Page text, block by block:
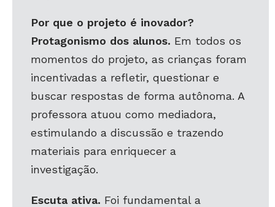
Por que o projeto é inovador?
Protagonismo dos alunos. Em todos os
momentos do projeto, as crianças foram
incentivadas a refletir, questionar e
buscar respostas de forma autônoma. A
professora atuou como mediadora,
estimulando a discussão e trazendo
materiais para enriquecer a
investigação.
Escuta ativa. Foi fundamental a